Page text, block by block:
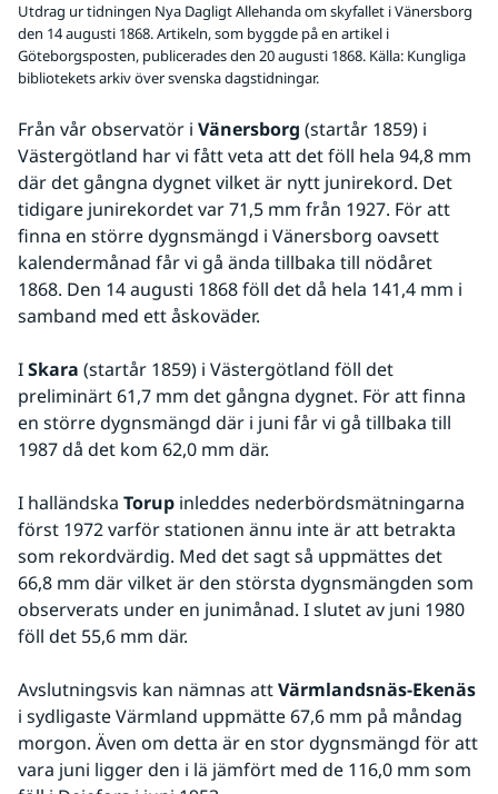
Utdrag ur tidningen Nya Dagligt Allehanda om skyfallet i Vänersborg
den 14 augusti 1868. Artikeln, som byggde på en artikel i
Göteborgsposten, publicerades den 20 augusti 1868. Källa: Kungliga
bibliotekets arkiv över svenska dagstidningar.
Från vår observatör i Vänersborg (startår 1859) i
Västergötland har vi fått veta att det föll hela 94,8 mm
där det gångna dygnet vilket är nytt junirekord. Det
tidigare junirekordet var 71,5 mm från 1927. För att
finna en större dygnsmängd i Vänersborg oavsett
kalendermånad får vi gå ända tillbaka till nödåret
1868. Den 14 augusti 1868 föll det då hela 141,4 mm i
samband med ett åskoväder.
I Skara (startår 1859) i Västergötland föll det
preliminärt 61,7 mm det gångna dygnet. För att finna
en större dygnsmängd där i juni får vi gå tillbaka till
1987 då det kom 62,0 mm där.
I halländska Torup inleddes nederbördsmätningarna
först 1972 varför stationen ännu inte är att betrakta
som rekordvärdig. Med det sagt så uppmättes det
66,8 mm där vilket är den största dygnsmängden som
observerats under en junimånad. I slutet av juni 1980
föll det 55,6 mm där.
Avslutningsvis kan nämnas att Värmlandsnäs-Ekenäs
i sydligaste Värmland uppmätte 67,6 mm på måndag
morgon. Även om detta är en stor dygnsmängd för att
vara juni ligger den i lä jämfört med de 116,0 mm som